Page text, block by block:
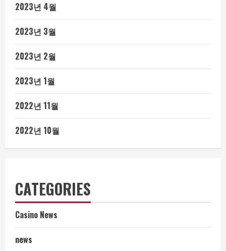
2023년 4월
2023년 3월
2023년 2월
2023년 1월
2022년 11월
2022년 10월
CATEGORIES
Casino News
news